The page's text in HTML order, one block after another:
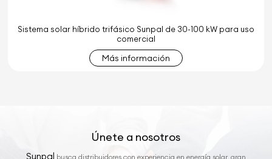
Sistema solar híbrido trifásico Sunpal de 30-100 kW para uso
comercial
Más información
Únete a nosotros
Sunpal busca distribuidores con experiencia en energía solar, gran